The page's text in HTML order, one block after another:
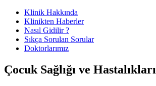
Klinik Hakkında
Klinikten Haberler
Nasıl Gidilir ?
Sıkça Sorulan Sorular
Doktorlarımız
Çocuk Sağlığı ve Hastalıkları